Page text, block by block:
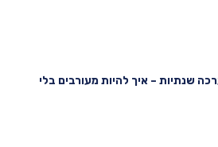
שנתיות – איך להיות מעורבים בלי